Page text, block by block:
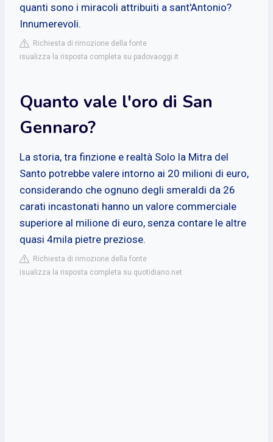
quanti sono i miracoli attribuiti a sant'Antonio?
Innumerevoli.
Richiesta di rimozione della fonte
isualizza la risposta completa su padovaoggi.it
Quanto vale l'oro di San
Gennaro?
La storia, tra finzione e realtà Solo la Mitra del
Santo potrebbe valere intorno ai 20 milioni di euro,
considerando che ognuno degli smeraldi da 26
carati incastonati hanno un valore commerciale
superiore al milione di euro, senza contare le altre
quasi 4mila pietre preziose.
Richiesta di rimozione della fonte
isualizza la risposta completa su quotidiano.net